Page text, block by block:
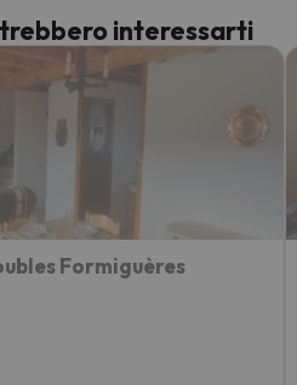
interessarti
Formiguères